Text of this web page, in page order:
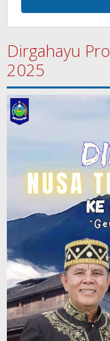
Dirgahayu
2025